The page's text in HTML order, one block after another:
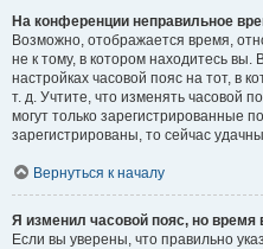
На конференции неправильное
Возможно, отображается время,
не к тому, в котором находитесь
настройках часовой пояс на тот, в
т. д. Учтите, что изменять часовой
могут только зарегистрированные
зарегистрированы, то сейчас
Вернуться к началу
Я изменил часовой пояс, но время
Если вы уверены, что правильно